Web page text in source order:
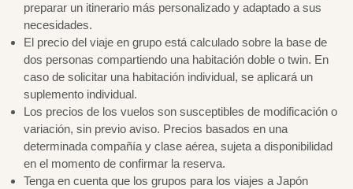
preparar un itinerario más personalizado y adaptado a sus
necesidades.
El precio del viaje en grupo está calculado sobre la base de
dos personas compartiendo una habitación doble o twin. En
caso de solicitar una habitación individual, se aplicará un
suplemento individual.
Los precios de los vuelos son susceptibles de modificación o
variación, sin previo aviso. Precios basados en una
determinada compañía y clase aérea, sujeta a disponibilidad
en el momento de confirmar la reserva.
Tenga en cuenta que los grupos para los viajes a Japón